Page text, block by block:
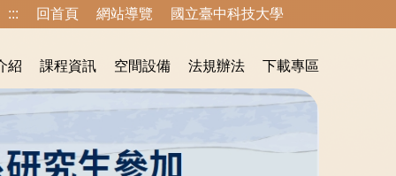
::: 回首頁 網站導覽 國立臺中科技大學
紹 課程資訊 空間設備 法規辦法 下載專區